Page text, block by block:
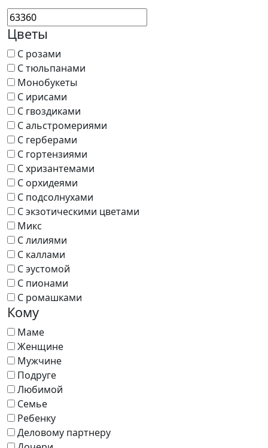
Цветы
С розами
С тюльпанами
Монобукеты
С ирисами
С гвоздиками
С альстромериями
С герберами
С гортензиями
С хризантемами
С орхидеями
С подсолнухами
С экзотическими цветами
Микс
С лилиями
С каллами
С эустомой
С пионами
С ромашками
Кому
Маме
Женщине
Мужчине
Подруге
Любимой
Семье
Ребенку
Деловому партнеру